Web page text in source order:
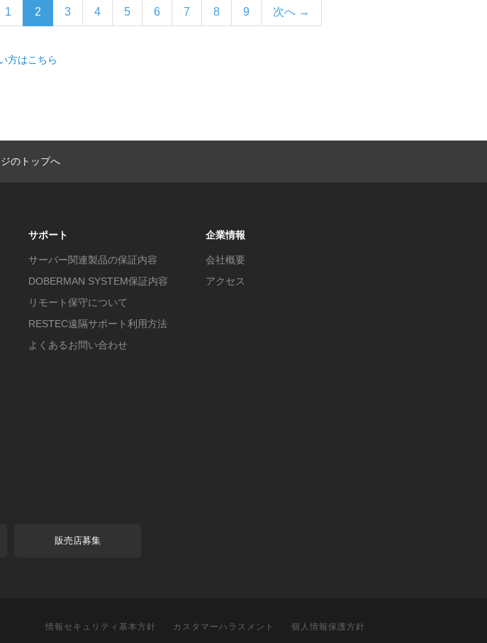
1 2 3 4 5 6 7 8 9 次へ →
方はこちら
のトップへ
サポート
サーバー関連製品の保証内容
DOBERMAN SYSTEM保証内容
リモート保守について
RESTEC遠隔サポート利用方法
よくあるお問い合わせ
企業情報
会社概要
アクセス
販売店募集
情報セキュリティ基本方針 カスタマーハラスメント 個人情報保護方針